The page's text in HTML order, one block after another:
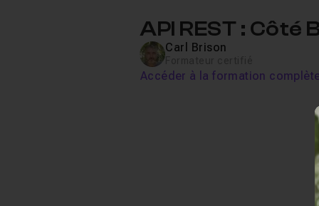
API REST : Côté
Carl Brison
Accéder à la formation